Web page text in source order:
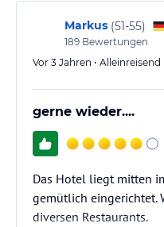
Markus (51-55)
189 Bewertungen
Vor 3 Jahren •
gerne wieder....
Das Hotel liegt mitten
gemütlich eingerichtet.
diversen Restaurants.